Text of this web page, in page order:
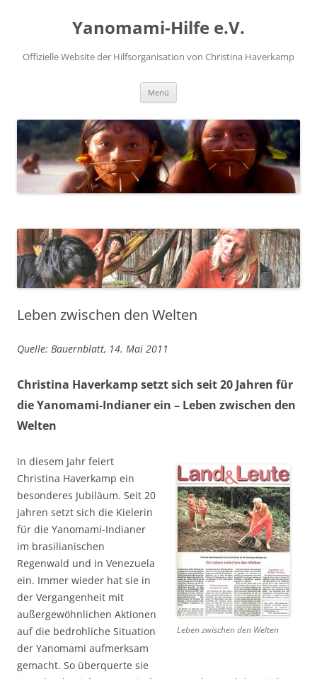
Yanomami-Hilfe e.V.
Offizielle Website der Hilfsorganisation von Christina Haverkamp
Menü
Leben zwischen den Welten
Quelle: Bauernblatt, 14. Mai 2011
Christina Haverkamp setzt sich seit 20 Jahren für
die Yanomami-Indianer ein – Leben zwischen den
Welten
Leben zwischen den Welten
In diesem Jahr feiert
Christina Haverkamp ein
besonderes Jubiläum. Seit 20
Jahren setzt sich die Kielerin
für die Yanomami-Indianer
im brasilianischen
Regenwald und in Venezuela
ein. Immer wieder hat sie in
der Vergangenheit mit
außergewöhnlichen Aktionen
auf die bedrohliche Situation
der Yanomami aufmerksam
gemacht. So überquerte sie